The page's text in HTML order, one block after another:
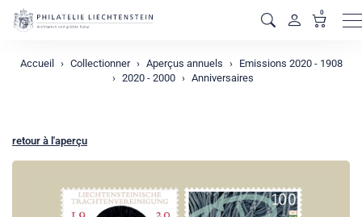
0
Accueil Collectionner Aperçus annuels
Emissions 2020 - 1908
2020 - 2000
Anniversaires
retour à l'aperçu